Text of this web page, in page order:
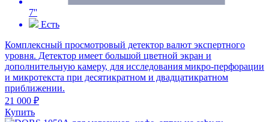
7''
Есть
Комплексный просмотровый детектор валют экспертного
уровня. Детектор имеет большой цветной экран и
дополнительную камеру, для исследования микро-перфорации
и микротекста при десятикратном и двадцатикратном
приближении.
21 000 ₽
Купить